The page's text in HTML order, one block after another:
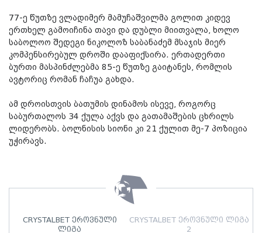
CRYSTALBET ეროვნული
ლიგა
CRYSTALBET ეროვნული ლიგა
2
77-ე წუთზე ვლადიმერ მამუჩაშვილმა გოლით კიდევ
ერთხელ გამოიჩინა თავი და დუბლი მიითვალა, ხოლო
საბოლოო შედეგი ნიკოლოზ საბანაძემ მსაჯის მიერ
კომპენსირებულ დროში დააფიქსირა. ერთადერთი
ბურთი მასპინძლებმა 85-ე წუთზე გაიტანეს, რომლის
ავტორიც რომან ჩაჩუა გახდა.
ამ დროისთვის ბათუმის დინამოს ისევე, როგორც
საბურთალოს 34 ქულა აქვს და გათამაშების ცხრილს
ლიდერობს. ბოლნისის სიონი კი 21 ქულით მე-7 პოზიცია
უჭირავს.